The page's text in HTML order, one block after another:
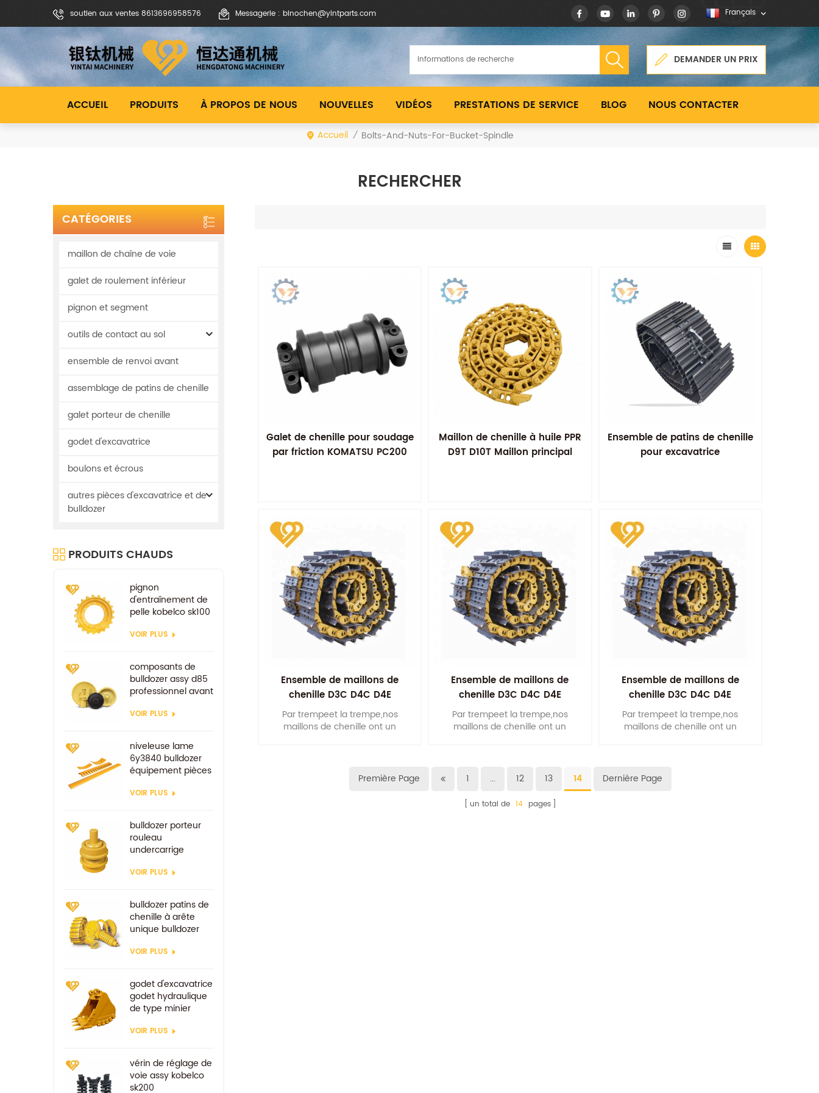
soutien aux ventes 8613696958576 Messagerie : binochen@yintparts.com Français
DEMANDER UN PRIX
ACCUEIL PRODUITS À PROPOS DE NOUS NOUVELLES VIDÉOS PRESTATIONS DE SERVICE BLOG NOUS CONTACTER
Accueil / Bolts-And-Nuts-For-Bucket-Spindle
RECHERCHER
CATÉGORIES
maillon de chaîne de voie
galet de roulement inférieur
pignon et segment
outils de contact au sol
ensemble de renvoi avant
assemblage de patins de chenille
galet porteur de chenille
godet d'excavatrice
boulons et écrous
autres pièces d'excavatrice et de
bulldozer
PRODUITS CHAUDS
pignon
d'entraînement de
pelle kobelco sk100
rechange de train
VOIR PLUS
composants de
bulldozer assy d85
professionnel avant
VOIR PLUS
niveleuse lame
6y3840 bulldozer
équipement pièces
d'usure
VOIR PLUS
bulldozer porteur
rouleau
undercarrige
VOIR PLUS
bulldozer patins de
chenille à arête
unique bulldozer
VOIR PLUS
godet d'excavatrice
godet hydraulique
de type minier
VOIR PLUS
vérin de réglage de
voie assy kobelco
sk200
Galet de chenille pour soudage
par friction KOMATSU PC200
Maillon de chenille à huile PPR
D9T D10T Maillon principal
Ensemble de patins de chenille
pour excavatrice
Ensemble de maillons de
chenille D3C D4C D4E
Par trempeet la trempe,nos
maillons de chenille ont un
Ensemble de maillons de
chenille D3C D4C D4E
Par trempeet la trempe,nos
maillons de chenille ont un
Ensemble de maillons de
chenille D3C D4C D4E
Par trempeet la trempe,nos
maillons de chenille ont un
Première Page
1 ... 12 13 14 Dernière Page
un total de 14 pages